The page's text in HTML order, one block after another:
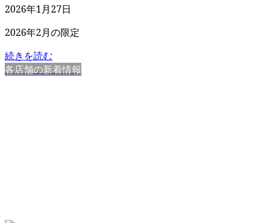
2026年1月27日
2026年2月の限定
続きを読む
各店舗の新着情報